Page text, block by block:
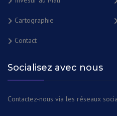
Cartographie
Contact
Socialisez avec nous
Contactez-nous via les réseaux